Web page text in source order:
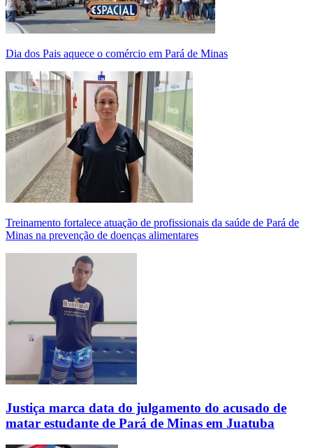
Dia dos Pais aquece o comércio em Pará de Minas
Treinamento fortalece atuação de profissionais da saúde de Pará de
Minas na prevenção de doenças alimentares
Justiça marca data do julgamento do acusado de
matar estudante de Pará de Minas em Juatuba